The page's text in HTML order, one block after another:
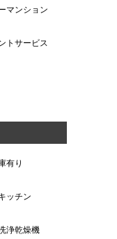
マンション
トサービス
有り
ッチン
浄乾燥機